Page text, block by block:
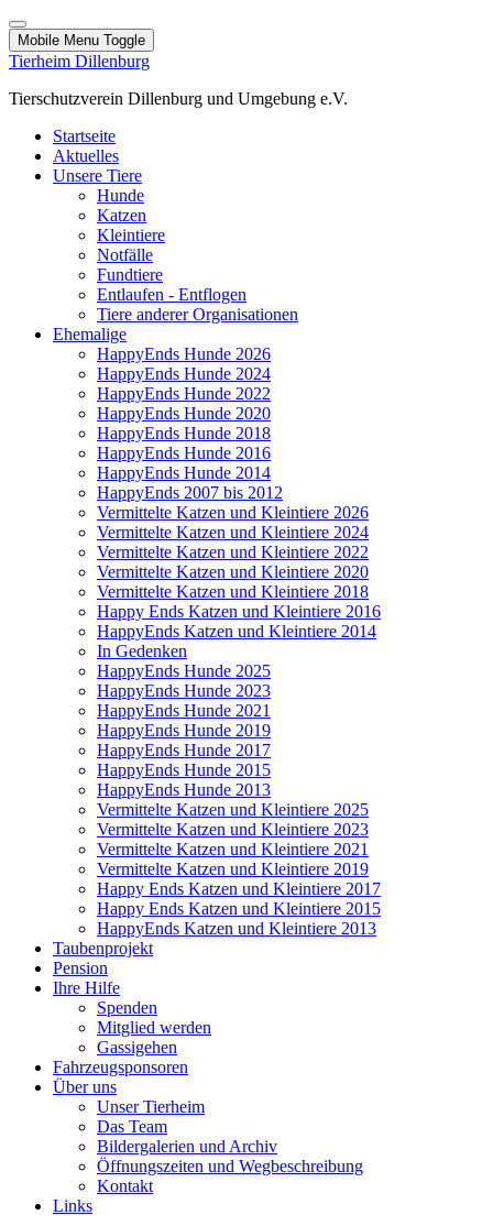
Mobile Menu Toggle
Tierheim Dillenburg
Tierschutzverein Dillenburg und Umgebung e.V.
Startseite
Aktuelles
Unsere Tiere
Hunde
Katzen
Kleintiere
Notfälle
Fundtiere
Entlaufen - Entflogen
Tiere anderer Organisationen
Ehemalige
HappyEnds Hunde 2026
HappyEnds Hunde 2024
HappyEnds Hunde 2022
HappyEnds Hunde 2020
HappyEnds Hunde 2018
HappyEnds Hunde 2016
HappyEnds Hunde 2014
HappyEnds 2007 bis 2012
Vermittelte Katzen und Kleintiere 2026
Vermittelte Katzen und Kleintiere 2024
Vermittelte Katzen und Kleintiere 2022
Vermittelte Katzen und Kleintiere 2020
Vermittelte Katzen und Kleintiere 2018
Happy Ends Katzen und Kleintiere 2016
HappyEnds Katzen und Kleintiere 2014
In Gedenken
HappyEnds Hunde 2025
HappyEnds Hunde 2023
HappyEnds Hunde 2021
HappyEnds Hunde 2019
HappyEnds Hunde 2017
HappyEnds Hunde 2015
HappyEnds Hunde 2013
Vermittelte Katzen und Kleintiere 2025
Vermittelte Katzen und Kleintiere 2023
Vermittelte Katzen und Kleintiere 2021
Vermittelte Katzen und Kleintiere 2019
Happy Ends Katzen und Kleintiere 2017
Happy Ends Katzen und Kleintiere 2015
HappyEnds Katzen und Kleintiere 2013
Taubenprojekt
Pension
Ihre Hilfe
Spenden
Mitglied werden
Gassigehen
Fahrzeugsponsoren
Über uns
Unser Tierheim
Das Team
Bildergalerien und Archiv
Öffnungszeiten und Wegbeschreibung
Kontakt
Links